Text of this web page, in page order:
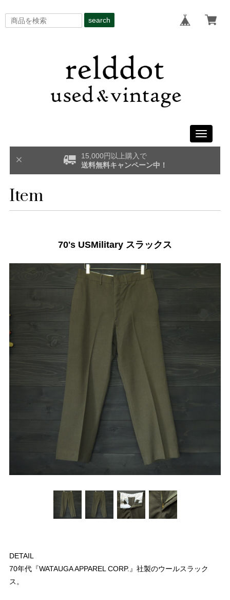
search
Toggle
15,000円以上購入で
送料無料キャンペーン中！
Item
70's USMilitary スラックス
DETAIL
70年代『WATAUGA APPAREL CORP.』社製のウールスラック
ス。